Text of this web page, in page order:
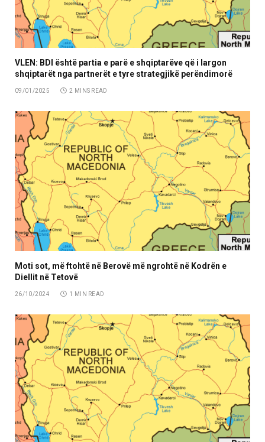
VLEN: BDI është partia e parë e shqiptarëve që i largon
shqiptarët nga partnerët e tyre strategjikë perëndimorë
09/01/2025 2 MINS READ
Moti sot, më ftohtë në Berovë më ngrohtë në Kodrën e
Diellit në Tetovë
26/10/2024 1 MIN READ